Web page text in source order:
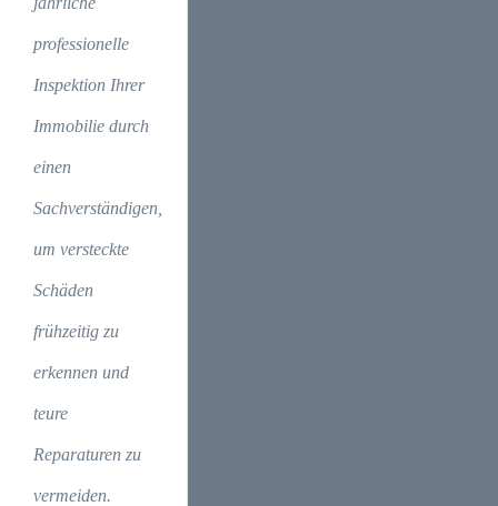
professionelle
Inspektion Ihrer
Immobilie durch
einen
Sachverständigen,
um versteckte
Schäden
frühzeitig zu
erkennen und
teure
Reparaturen zu
vermeiden.